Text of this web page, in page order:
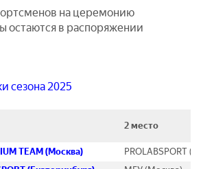
на церемонию
остаются в распоряжении
сезона 2025
2 место
TEAM (Москва)
PROLABSPORT